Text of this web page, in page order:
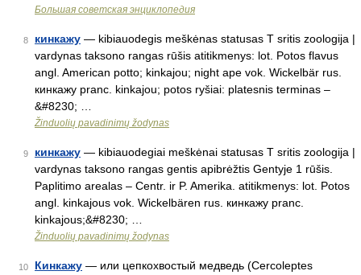
Большая советская энциклопедия
8 кинкажу — kibiauodegis meškėnas statusas T sritis zoologija |
vardynas taksono rangas rūšis atitikmenys: lot. Potos flavus
angl. American potto; kinkajou; night ape vok. Wickelbär rus.
кинкажу pranc. kinkajou; potos ryšiai: platesnis terminas –
&#8230; …
Žinduolių pavadinimų žodynas
9 кинкажу — kibiauodegiai meškėnai statusas T sritis zoologija |
vardynas taksono rangas gentis apibrėžtis Gentyje 1 rūšis.
Paplitimo arealas – Centr. ir P. Amerika. atitikmenys: lot. Potos
angl. kinkajous vok. Wickelbären rus. кинкажу pranc.
kinkajous;&#8230; …
Žinduolių pavadinimų žodynas
10 Кинкажу — или цепкохвостый медведь (Cercoleptes